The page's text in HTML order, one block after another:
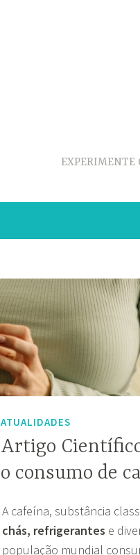
EXPERIMENTE
ATUALIDADES
Artigo
o consumo de
A cafeína, substância
chás, refrigerantes e
população mundial